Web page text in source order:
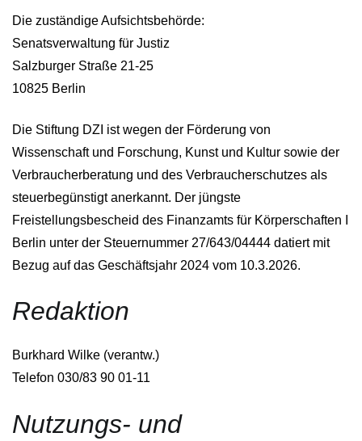
Die zuständige Aufsichtsbehörde:
Senatsverwaltung für Justiz
Salzburger Straße 21-25
10825 Berlin
Die Stiftung DZI ist wegen der Förderung von
Wissenschaft und Forschung, Kunst und Kultur sowie der
Verbraucherberatung und des Verbraucherschutzes als
steuerbegünstigt anerkannt. Der jüngste
Freistellungsbescheid des Finanzamts für Körperschaften I
Berlin unter der Steuernummer 27/643/04444 datiert mit
Bezug auf das Geschäftsjahr 2024 vom 10.3.2026.
Redaktion
Burkhard Wilke (verantw.)
Telefon 030/83 90 01-11
Nutzungs- und